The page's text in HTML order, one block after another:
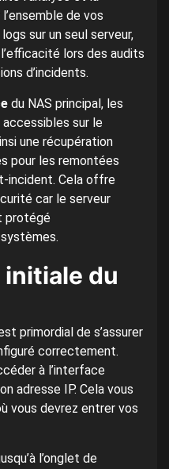
de vos
sur un seul serveur,
lors des audits
d’incidents.
du NAS principal, les
sur le
une récupération
pour les remontées
incident. Cela offre
car le serveur
protégé
du
primordial de s’assurer
correctement.
à l’interface
adresse IP. Cela vous
vous devrez entrer vos
l’onglet de